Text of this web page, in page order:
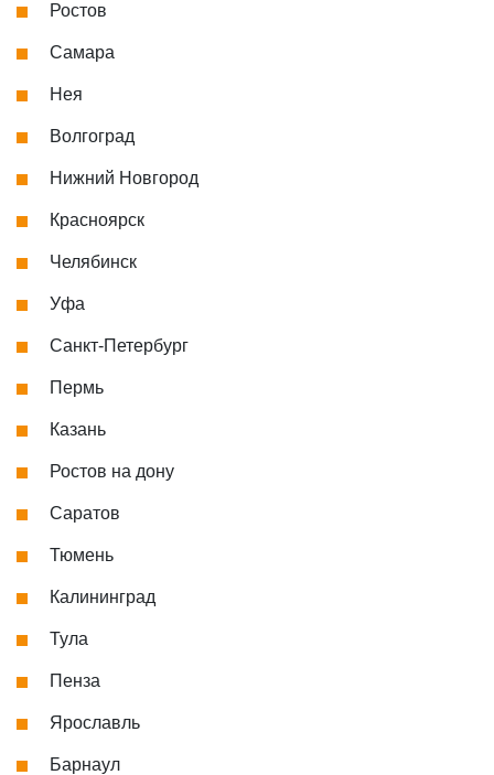
Ростов
Самара
Нея
Волгоград
Нижний Новгород
Красноярск
Челябинск
Уфа
Санкт-Петербург
Пермь
Казань
Ростов на дону
Саратов
Тюмень
Калининград
Тула
Пенза
Ярославль
Барнаул